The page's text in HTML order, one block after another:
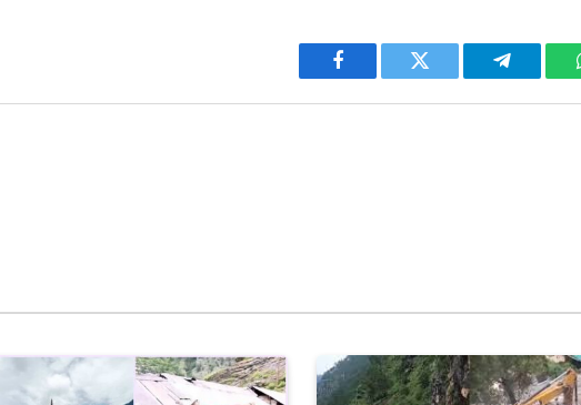
Facebook Twitter Telegram